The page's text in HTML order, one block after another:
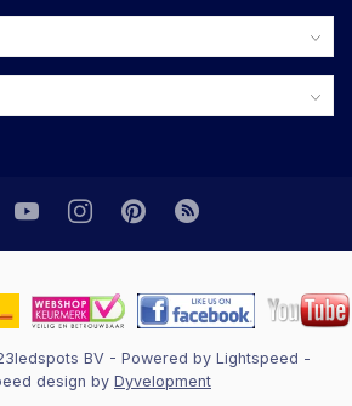
BV- Powered by Lightspeed -
design by Dyvelopment